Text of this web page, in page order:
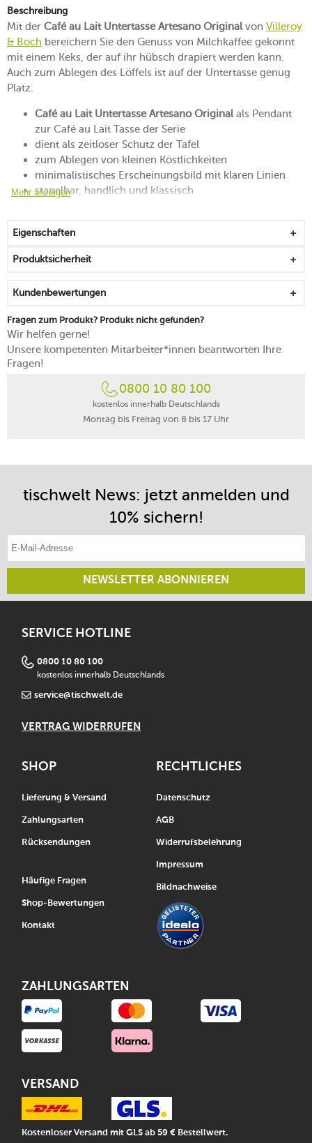
Beschreibung
Mit der Café au Lait Untertasse Artesano Originalvon Villeroy
& Boch bereichern Sie den Genuss von Milchkaffee gekonnt
mit einem Keks, der auf ihr hübsch drapiert werden kann.
Auch zum Ablegen des Löffels ist auf der Untertasse genug
Platz.
Café au Lait Untertasse Artesano Originalals Pendant
zur Café au Lait Tasse der Serie
dient als zeitloser Schutz der Tafel
zum Ablegen von kleinen Köstlichkeiten
minimalistisches Erscheinungsbild mit klaren Linien
stapelbar, handlich und klassisch
Mehr anzeigen
Eigenschaften
Produktsicherheit
Kundenbewertungen
Fragen zum Produkt? Produkt nicht gefunden?
Wir helfen gerne!
Unsere kompetenten Mitarbeiter*innen beantworten Ihre
Fragen!
0800 10 80 100
kostenlos innerhalb Deutschlands
Montag bis Freitag von 8 bis 17 Uhr
tischwelt News: jetzt anmelden und
10% sichern!
NEWSLETTER ABONNIEREN
SERVICE HOTLINE
0800 10 80 100
kostenlos innerhalb Deutschlands
service@tischwelt.de
VERTRAG WIDERRUFEN
SHOP
Lieferung & Versand
Zahlungsarten
Rücksendungen
Häufige Fragen
Shop-Bewertungen
Kontakt
RECHTLICHES
Datenschutz
AGB
Widerrufsbelehrung
Impressum
Bildnachweise
ZAHLUNGSARTEN
VERSAND
Kostenloser Versand mit GLS ab 59 € Bestellwert.